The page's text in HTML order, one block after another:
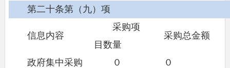
第二十条第（九）项
信息内容
采购项
目数量
采购总金额
政府集中采购 ０
０